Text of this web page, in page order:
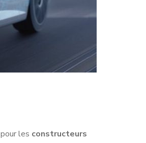
pour les constructeurs